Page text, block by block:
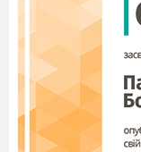
У
підтримує
Зроду
вишиває. (